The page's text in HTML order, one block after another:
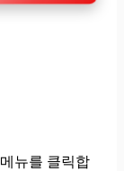
메뉴를 클릭합